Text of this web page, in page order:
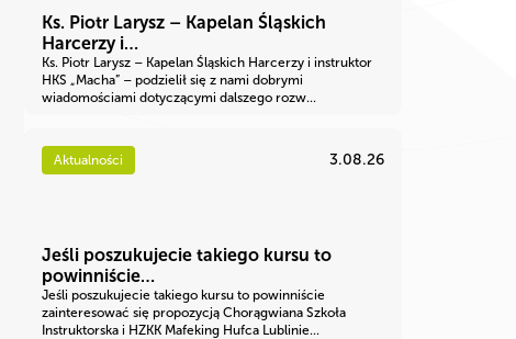
Ks. Piotr Larysz – Kapelan Śląskich
Harcerzy i…
Ks. Piotr Larysz – Kapelan Śląskich Harcerzy i instruktor
HKS „Macha” – podzielił się z nami dobrymi
wiadomościami dotyczącymi dalszego rozw...
Aktualności 3.08.26
Jeśli poszukujecie takiego kursu to
powinniście…
Jeśli poszukujecie takiego kursu to powinniście
zainteresować się propozycją Chorągwiana Szkoła
Instruktorska i HZKK Mafeking Hufca Lublinie...